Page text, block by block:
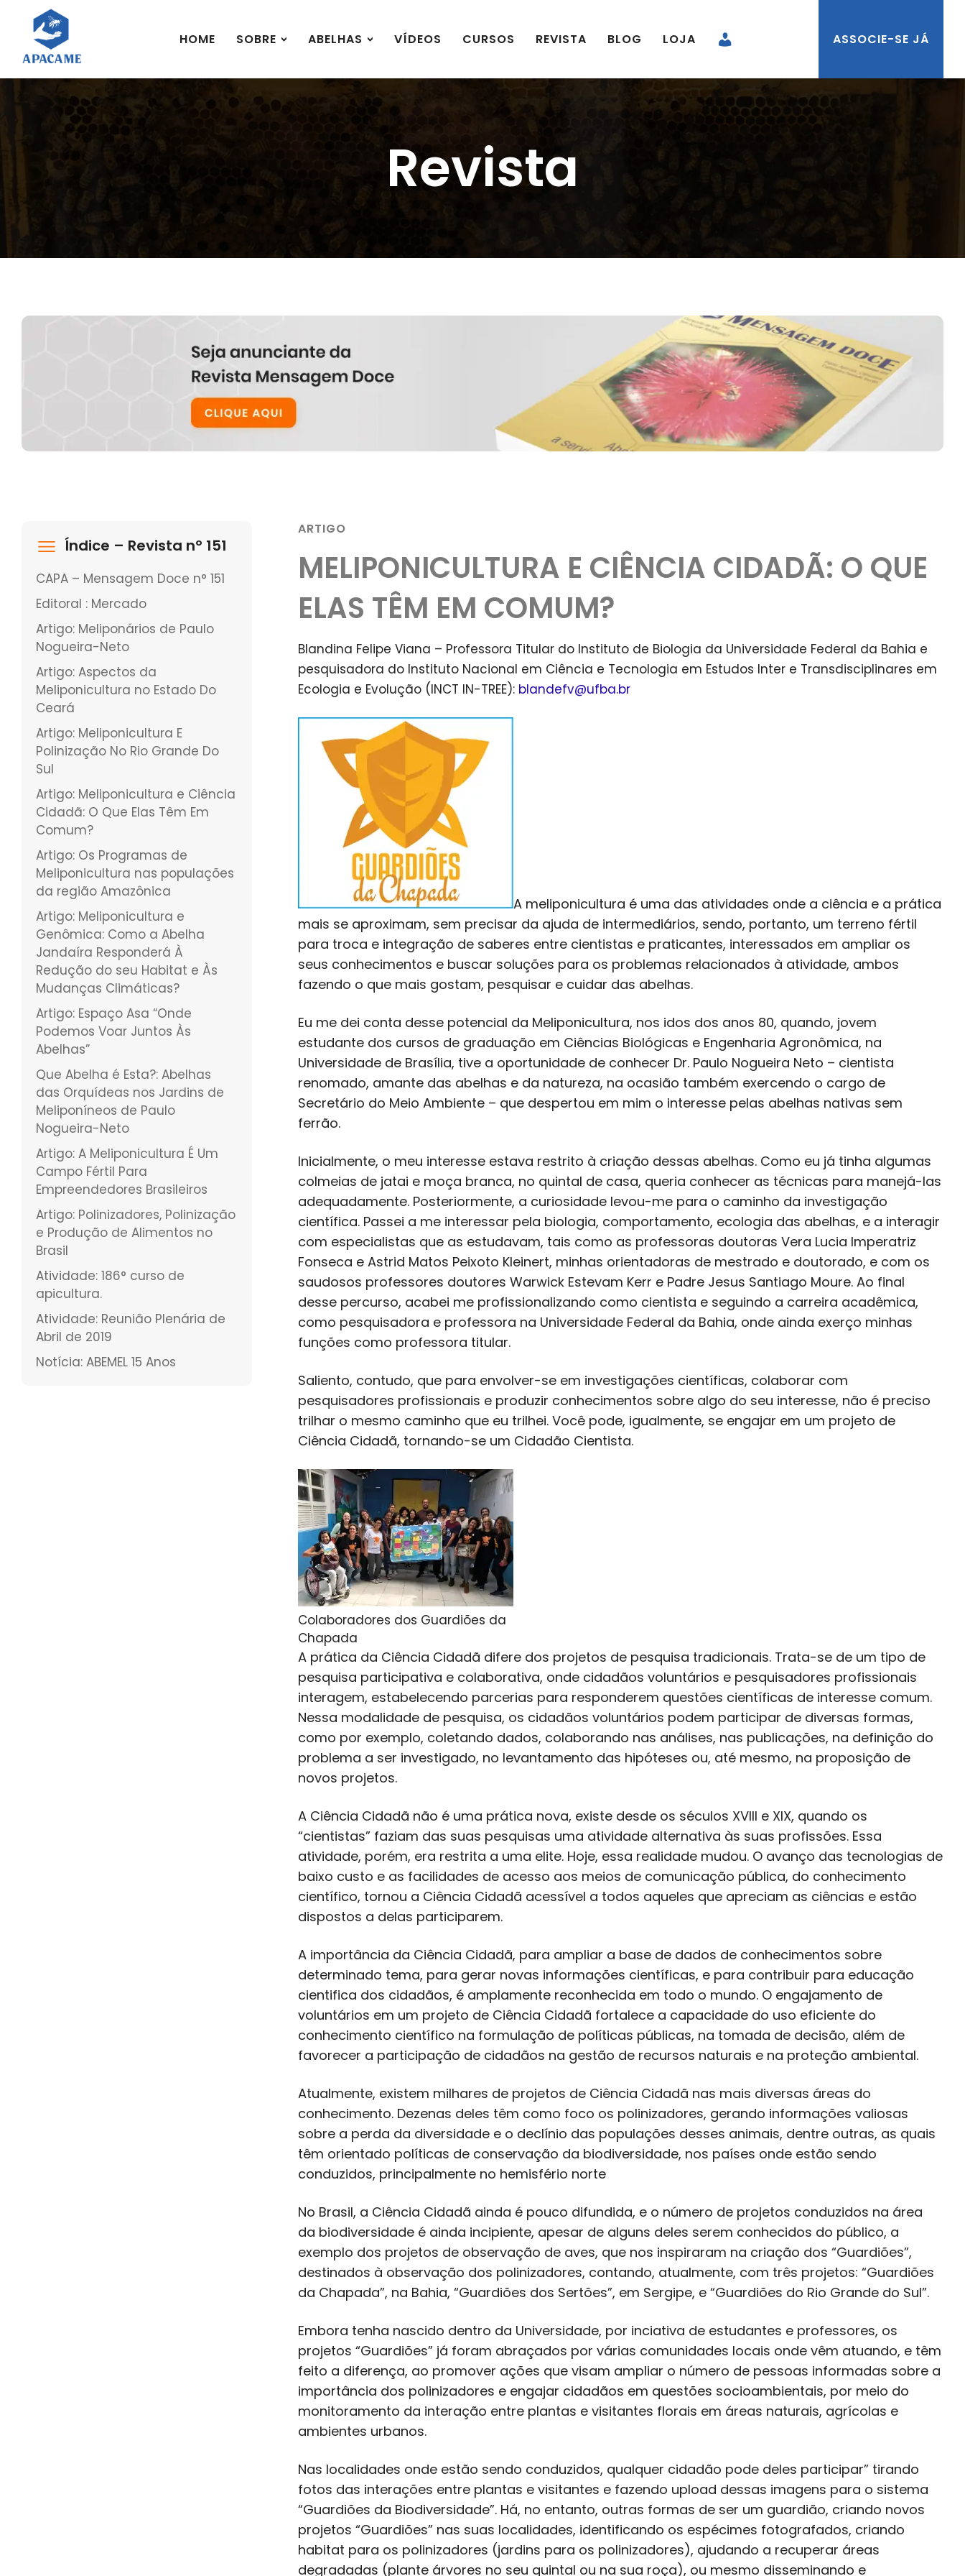
HOME SOBRE ABELHAS VÍDEOS CURSOS REVISTA BLOG LOJA ASSOCIE-SE JÁ
Revista
Índice – Revista nº 151
CAPA – Mensagem Doce n° 151
Editoral : Mercado
Artigo: Meliponários de Paulo
Nogueira-Neto
Artigo: Aspectos da
Meliponicultura no Estado Do
Ceará
Artigo: Meliponicultura E
Polinização No Rio Grande Do
Sul
Artigo: Meliponicultura e Ciência
Cidadã: O Que Elas Têm Em
Comum?
Artigo: Os Programas de
Meliponicultura nas populações
da região Amazônica
Artigo: Meliponicultura e
Genômica: Como a Abelha
Jandaíra Responderá À
Redução do seu Habitat e Às
Mudanças Climáticas?
Artigo: Espaço Asa “Onde
Podemos Voar Juntos Às
Abelhas”
Que Abelha é Esta?: Abelhas
das Orquídeas nos Jardins de
Meliponíneos de Paulo
Nogueira-Neto
Artigo: A Meliponicultura É Um
Campo Fértil Para
Empreendedores Brasileiros
Artigo: Polinizadores, Polinização
e Produção de Alimentos no
Brasil
Atividade: 186° curso de
apicultura.
Atividade: Reunião Plenária de
Abril de 2019
Notícia: ABEMEL 15 Anos
ARTIGO
MELIPONICULTURA E CIÊNCIA CIDADÃ: O QUE
ELAS TÊM EM COMUM?
Blandina Felipe Viana – Professora Titular do Instituto de Biologia da Universidade Federal da Bahia e
pesquisadora do Instituto Nacional em Ciência e Tecnologia em Estudos Inter e Transdisciplinares em
Ecologia e Evolução (INCT IN-TREE): blandefv@ufba.br
A meliponicultura é uma das atividades onde a ciência e a prática
mais se aproximam, sem precisar da ajuda de intermediários, sendo, portanto, um terreno fértil
para troca e integração de saberes entre cientistas e praticantes, interessados em ampliar os
seus conhecimentos e buscar soluções para os problemas relacionados à atividade, ambos
fazendo o que mais gostam, pesquisar e cuidar das abelhas.
Eu me dei conta desse potencial da Meliponicultura, nos idos dos anos 80, quando, jovem
estudante dos cursos de graduação em Ciências Biológicas e Engenharia Agronômica, na
Universidade de Brasília, tive a oportunidade de conhecer Dr. Paulo Nogueira Neto – cientista
renomado, amante das abelhas e da natureza, na ocasião também exercendo o cargo de
Secretário do Meio Ambiente – que despertou em mim o interesse pelas abelhas nativas sem
ferrão.
Inicialmente, o meu interesse estava restrito à criação dessas abelhas. Como eu já tinha algumas
colmeias de jatai e moça branca, no quintal de casa, queria conhecer as técnicas para manejá-las
adequadamente. Posteriormente, a curiosidade levou-me para o caminho da investigação
científica. Passei a me interessar pela biologia, comportamento, ecologia das abelhas, e a interagir
com especialistas que as estudavam, tais como as professoras doutoras Vera Lucia Imperatriz
Fonseca e Astrid Matos Peixoto Kleinert, minhas orientadoras de mestrado e doutorado, e com os
saudosos professores doutores Warwick Estevam Kerr e Padre Jesus Santiago Moure. Ao final
desse percurso, acabei me profissionalizando como cientista e seguindo a carreira acadêmica,
como pesquisadora e professora na Universidade Federal da Bahia, onde ainda exerço minhas
funções como professora titular.
Saliento, contudo, que para envolver-se em investigações científicas, colaborar com
pesquisadores profissionais e produzir conhecimentos sobre algo do seu interesse, não é preciso
trilhar o mesmo caminho que eu trilhei. Você pode, igualmente, se engajar em um projeto de
Ciência Cidadã, tornando-se um Cidadão Cientista.
Colaboradores dos Guardiões da
Chapada
A prática da Ciência Cidadã difere dos projetos de pesquisa tradicionais. Trata-se de um tipo de
pesquisa participativa e colaborativa, onde cidadãos voluntários e pesquisadores profissionais
interagem, estabelecendo parcerias para responderem questões científicas de interesse comum.
Nessa modalidade de pesquisa, os cidadãos voluntários podem participar de diversas formas,
como por exemplo, coletando dados, colaborando nas análises, nas publicações, na definição do
problema a ser investigado, no levantamento das hipóteses ou, até mesmo, na proposição de
novos projetos.
A Ciência Cidadã não é uma prática nova, existe desde os séculos XVIII e XIX, quando os
“cientistas” faziam das suas pesquisas uma atividade alternativa às suas profissões. Essa
atividade, porém, era restrita a uma elite. Hoje, essa realidade mudou. O avanço das tecnologias de
baixo custo e as facilidades de acesso aos meios de comunicação pública, do conhecimento
científico, tornou a Ciência Cidadã acessível a todos aqueles que apreciam as ciências e estão
dispostos a delas participarem.
A importância da Ciência Cidadã, para ampliar a base de dados de conhecimentos sobre
determinado tema, para gerar novas informações científicas, e para contribuir para educação
cientifica dos cidadãos, é amplamente reconhecida em todo o mundo. O engajamento de
voluntários em um projeto de Ciência Cidadã fortalece a capacidade do uso eficiente do
conhecimento científico na formulação de políticas públicas, na tomada de decisão, além de
favorecer a participação de cidadãos na gestão de recursos naturais e na proteção ambiental.
Atualmente, existem milhares de projetos de Ciência Cidadã nas mais diversas áreas do
conhecimento. Dezenas deles têm como foco os polinizadores, gerando informações valiosas
sobre a perda da diversidade e o declínio das populações desses animais, dentre outras, as quais
têm orientado políticas de conservação da biodiversidade, nos países onde estão sendo
conduzidos, principalmente no hemisfério norte
No Brasil, a Ciência Cidadã ainda é pouco difundida, e o número de projetos conduzidos na área
da biodiversidade é ainda incipiente, apesar de alguns deles serem conhecidos do público, a
exemplo dos projetos de observação de aves, que nos inspiraram na criação dos “Guardiões”,
destinados à observação dos polinizadores, contando, atualmente, com três projetos: “Guardiões
da Chapada”, na Bahia, “Guardiões dos Sertões”, em Sergipe, e “Guardiões do Rio Grande do Sul”.
Embora tenha nascido dentro da Universidade, por inciativa de estudantes e professores, os
projetos “Guardiões” já foram abraçados por várias comunidades locais onde vêm atuando, e têm
feito a diferença, ao promover ações que visam ampliar o número de pessoas informadas sobre a
importância dos polinizadores e engajar cidadãos em questões socioambientais, por meio do
monitoramento da interação entre plantas e visitantes florais em áreas naturais, agrícolas e
ambientes urbanos.
Nas localidades onde estão sendo conduzidos, qualquer cidadão pode deles participar” tirando
fotos das interações entre plantas e visitantes e fazendo upload dessas imagens para o sistema
“Guardiões da Biodiversidade”. Há, no entanto, outras formas de ser um guardião, criando novos
projetos “Guardiões” nas suas localidades, identificando os espécimes fotografados, criando
habitat para os polinizadores (jardins para os polinizadores), ajudando a recuperar áreas
degradadas (plante árvores no seu quintal ou na sua roça), ou mesmo disseminando e